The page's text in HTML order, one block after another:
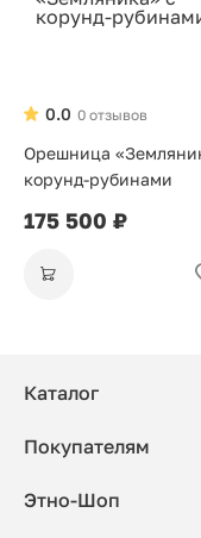
0 отзывов
0.0
Орешница
корунд-рубинами
175 500 ₽
Каталог
Покупателям
Этно-Шоп